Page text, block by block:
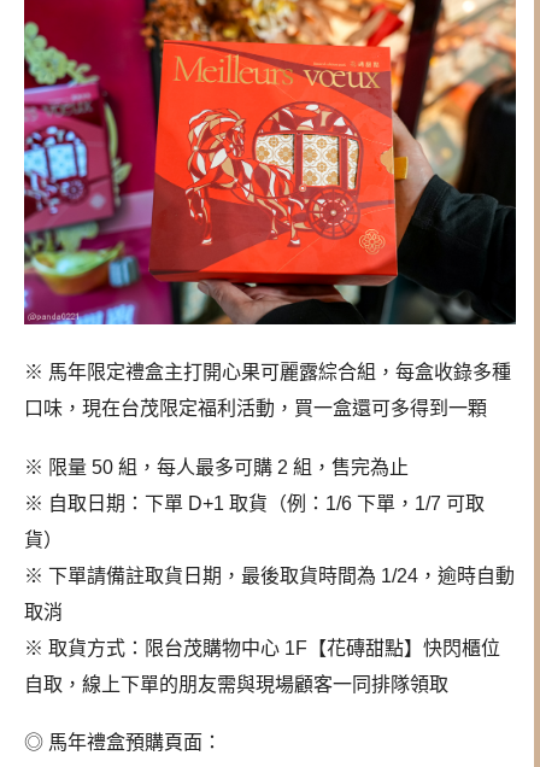
※ 馬年限定禮盒主打開心果可麗露綜合組，每盒收錄多種
口味，現在台茂限定福利活動，買一盒還可多得到一顆
※ 限量 50 組，每人最多可購 2 組，售完為止
※ 自取日期：下單 D+1 取貨（例：1/6 下單，1/7 可取
貨）
※ 下單請備註取貨日期，最後取貨時間為 1/24，逾時自動
取消
※ 取貨方式：限台茂購物中心 1F【花磚甜點】快閃櫃位
自取，線上下單的朋友需與現場顧客一同排隊領取
◎ 馬年禮盒預購頁面：